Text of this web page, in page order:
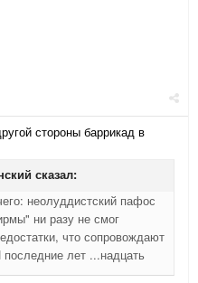
стороны баррикад в
сказал:
неолуддистский пафос
ни разу не смог
что сопровождают
лет ...надцать